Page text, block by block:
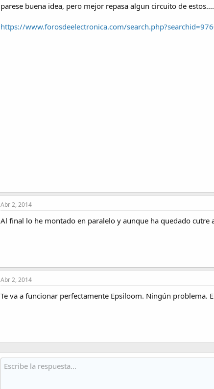
parese buena idea, pero mejor repasa algun circuito de
https://www.forosdeelectronica.com/
Abr 2, 2014
Al final lo he montado en paralelo y aunque ha quedado cutre
Abr 2, 2014
Te va a funcionar perfectamente Epsiloom. Ningún problema.